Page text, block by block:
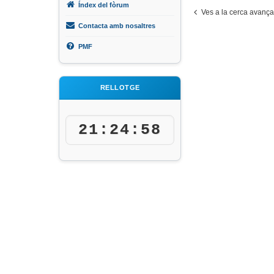
Índex del fòrum
Contacta amb nosaltres
PMF
RELLOTGE
21:24:58
Ves a la cerca